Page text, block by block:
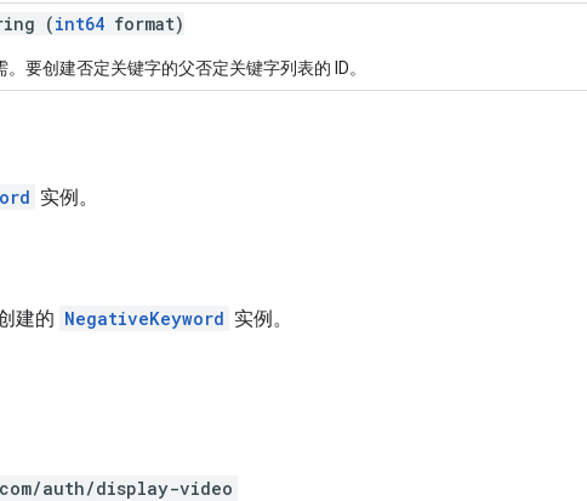
(int64 format)
。要创建否定关键字的父否定关键字列表的 ID。
实例。
建的 NegativeKeyword 实例。
auth/display-video